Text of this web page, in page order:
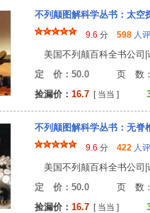
不列颠图解科学丛书：太空
9.6 分 598 人
美国不列颠百科全书公司|
定 价：50.0 页
捡漏价： 16.7 [ 当当 ]
不列颠图解科学丛书：无脊
9.6 分 422 人
美国不列颠百科全书公司|
定 价：50.0 页
捡漏价： 16.7 [ 当当 ]